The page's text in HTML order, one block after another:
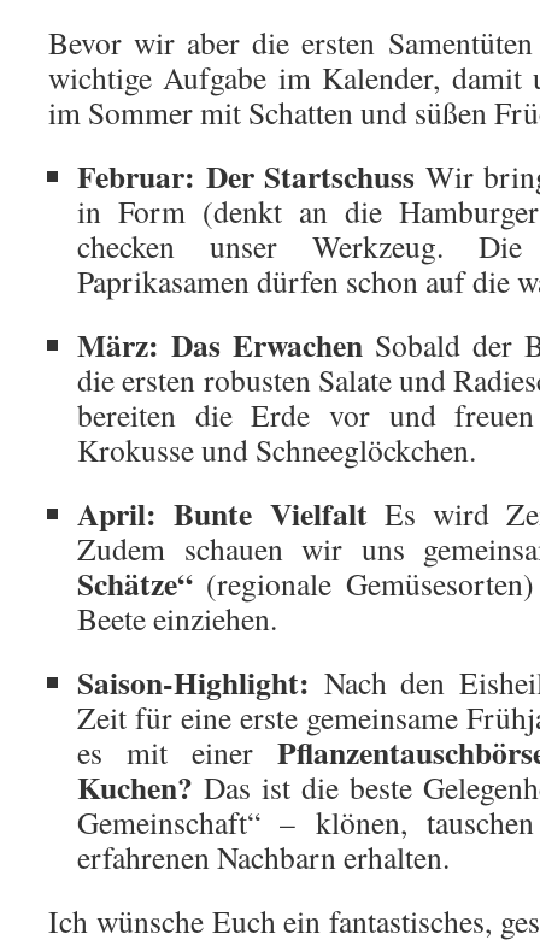
Bevor wir aber die ersten
wichtige Aufgabe im Kalender, damit
im Sommer mit Schatten und süßen
Februar: Der Startschuss Wir
in Form (denkt an die
checken unser Werkzeug.
Paprikasamen dürfen schon auf die
März: Das Erwachen Sobald der
die ersten robusten Salate und
bereiten die Erde vor und
Krokusse und Schneeglöckchen.
April: Bunte VielfaltEs wird
Zudem schauen wir uns
Schätze“ (regionale
Beete einziehen.
Saison-Highlight: Nach den
Zeit für eine erste gemeinsame
es mit einer
Kuchen? Das ist die beste
Gemeinschaft“ – klönen,
erfahrenen Nachbarn erhalten.
Ich wünsche Euch ein fantastisches,